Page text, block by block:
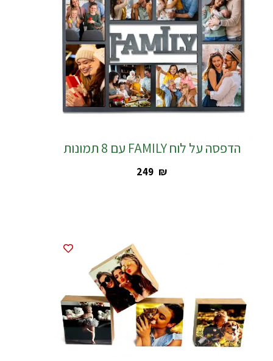
הדפסה על לוח FAMILY עם 8 תמונות
‎249 ₪